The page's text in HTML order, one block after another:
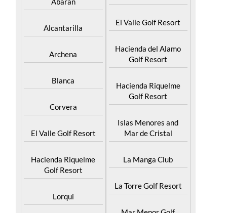
Alcantarilla
Archena
Blanca
Corvera
El Valle Golf Resort
Hacienda Riquelme
Golf Resort
Lorqui
El Valle Golf Resort
Hacienda del Alamo
Golf Resort
Hacienda Riquelme
Golf Resort
Islas Menores and
Mar de Cristal
La Manga Club
La Torre Golf Resort